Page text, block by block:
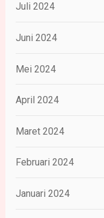
Juli 2024
Juni 2024
Mei 2024
April 2024
Maret 2024
Februari 2024
Januari 2024